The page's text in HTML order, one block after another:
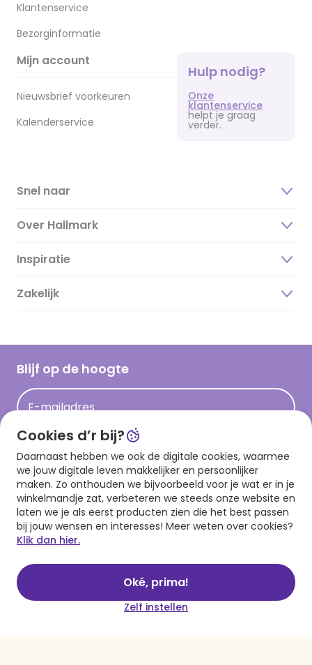
Klantenservice
Bezorginformatie
Mijn account
Nieuwsbrief voorkeuren
Kalenderservice
Hulp nodig?
Onze
klantenservice
helpt je graag
verder.
Snel naar
Over Hallmark
Over ons
Duurzaamheid
Hallmark Kaartclub
Acties
Hallmark en Kinderpostzegels
Inspiratie
Magazine
Cadeau inspiratie
Kaartinspiratie
Zakelijk
Blijf op de hoogte
E-mailadres
Aanmelden
Download onze app
Cookies d’r bij?
Daarnaast hebben we ook de digitale cookies, waarmee
we jouw digitale leven makkelijker en persoonlijker
maken. Zo onthouden we bijvoorbeeld voor je wat er in je
winkelmandje zat, verbeteren we steeds onze website en
laten we je als eerst producten zien die het best passen
bij jouw wensen en interesses! Meer weten over cookies?
Klik dan hier.
Oké, prima!
Zelf instellen